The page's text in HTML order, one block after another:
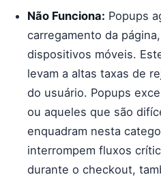
Não Funciona: Popups
carregamento da
dispositivos móveis.
levam a altas taxas de
do usuário. Popups
ou aqueles que são
enquadram nesta
interrompem fluxos
durante o checkout,